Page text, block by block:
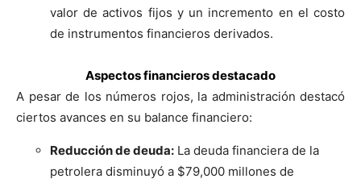
valor de activos fijos y un incremento en el costo
de instrumentos financieros derivados.
Aspectos financieros destacado
A pesar de los números rojos, la administración destacó
ciertos avances en su balance financiero:
Reducción de deuda: La deuda financiera de la
petrolera disminuyó a $79,000 millones de